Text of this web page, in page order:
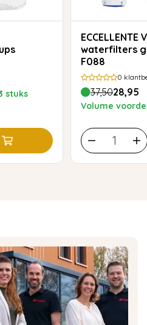
stuks
ECCELLENTE Voordeelset van 3
waterfilters
F088
0
37,5028,95
Volume